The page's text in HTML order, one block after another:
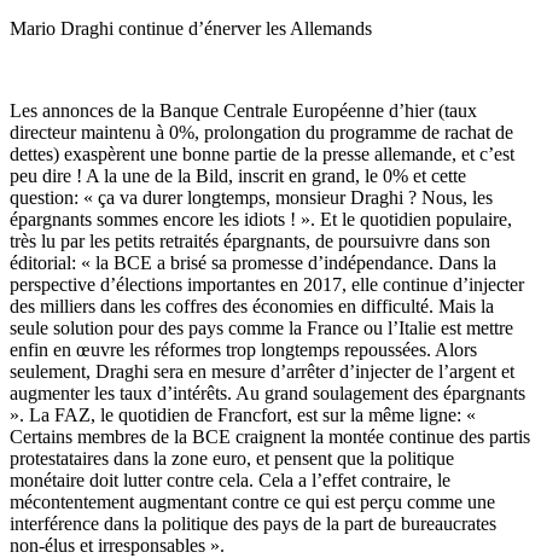
Mario Draghi continue d’énerver les Allemands
Les annonces de la Banque Centrale Européenne d’hier (taux
directeur maintenu à 0%, prolongation du programme de rachat de
dettes) exaspèrent une bonne partie de la presse allemande, et c’est
peu dire ! A la une de la Bild, inscrit en grand, le 0% et cette
question: « ça va durer longtemps, monsieur Draghi ? Nous, les
épargnants sommes encore les idiots ! ». Et le quotidien populaire,
très lu par les petits retraités épargnants, de poursuivre dans son
éditorial: « la BCE a brisé sa promesse d’indépendance. Dans la
perspective d’élections importantes en 2017, elle continue d’injecter
des milliers dans les coffres des économies en difficulté. Mais la
seule solution pour des pays comme la France ou l’Italie est mettre
enfin en œuvre les réformes trop longtemps repoussées. Alors
seulement, Draghi sera en mesure d’arrêter d’injecter de l’argent et
augmenter les taux d’intérêts. Au grand soulagement des épargnants
». La FAZ, le quotidien de Francfort, est sur la même ligne: «
Certains membres de la BCE craignent la montée continue des partis
protestataires dans la zone euro, et pensent que la politique
monétaire doit lutter contre cela. Cela a l’effet contraire, le
mécontentement augmentant contre ce qui est perçu comme une
interférence dans la politique des pays de la part de bureaucrates
non-élus et irresponsables ».